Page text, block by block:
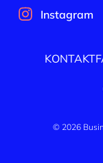
Instagram
KONTAKT
© 2026